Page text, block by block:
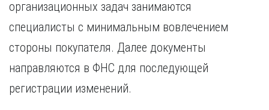
организационных задач занимаются
специалисты с минимальным вовлечением
стороны покупателя. Далее документы
направляются в ФНС для последующей
регистрации изменений.